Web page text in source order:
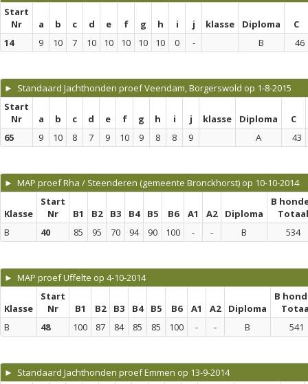
Start
Nr
a b c d e f g h i j klasse Diploma
C
14
9 10 7 10 10 10 10 10 0 - B 46
► Standaard Jachthonden proef Veendam, Borgerswold op 1-8-2015
Start
Nr
a b c d e f g h i j klasse Diploma
C
65
9 10 8 7 9 10 9 8 8 9 A 43
► MAP proef Rha / Steenderen (gemeente Bronckhorst) op 10-10-2014
Klasse
Start
Nr
B1 B2 B3 B4 B5 B6 A1 A2 Diploma
B
Totaal
B
40 85 95 70 94 90 100 - - B 534
► MAP proef Uffelte op 4-10-2014
Klasse
Start
Nr
B1 B2 B3 B4 B5 B6 A1 A2 Diploma
B
B
48 100 87 84 85 85 100 - - B 541
► Standaard Jachthonden proef Emmen op 13-9-2014